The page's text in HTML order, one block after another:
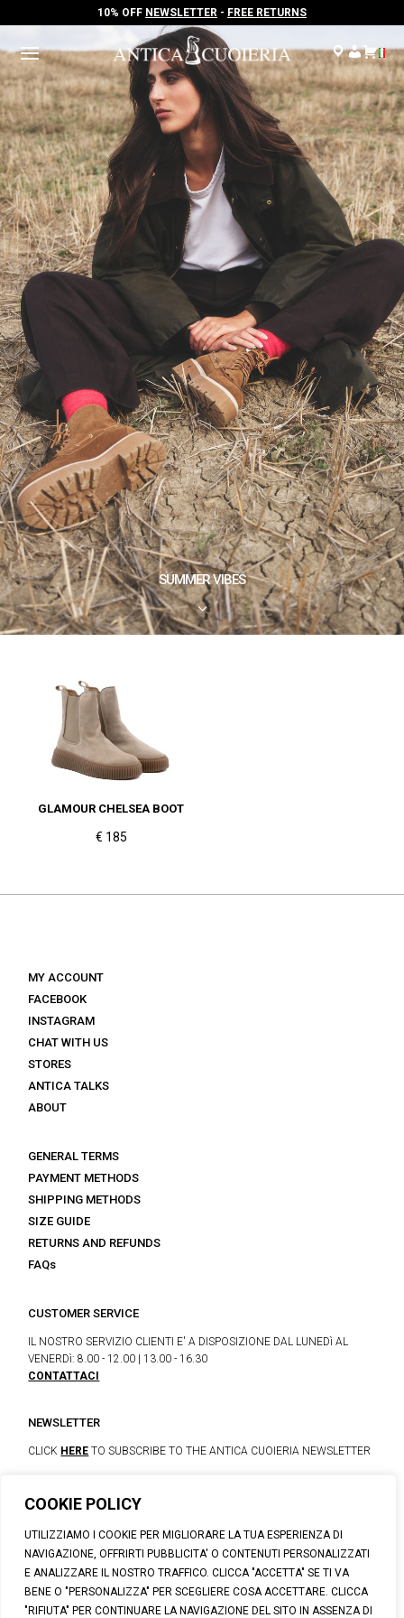
COOKIE POLICY
UTILIZZIAMO I COOKIE PER MIGLIORARE LA TUA ESPERIENZA DI
NAVIGAZIONE, OFFRIRTI PUBBLICITA' O CONTENUTI PERSONALIZZATI
E ANALIZZARE IL NOSTRO TRAFFICO. CLICCA "ACCETTA" SE TI VA
BENE O "PERSONALIZZA" PER SCEGLIERE COSA ACCETTARE. CLICCA
"RIFIUTA" PER CONTINUARE LA NAVIGAZIONE DEL SITO IN ASSENZA DI
10% OFF NEWSLETTER - FREE RETURNS
. . .
10% OFF NEWSLETTER - FREE RETURNS
. . .
SUMMER VIBES
3
GLAMOUR CHELSEA BOOT
€ 185
MY ACCOUNT
FACEBOOK
INSTAGRAM
CHAT WITH US
STORES
ANTICA TALKS
ABOUT
GENERAL TERMS
PAYMENT METHODS
SHIPPING METHODS
SIZE GUIDE
RETURNS AND REFUNDS
FAQs
CUSTOMER SERVICE
IL NOSTRO SERVIZIO CLIENTI E' A DISPOSIZIONE DAL LUNEDì AL
VENERDì: 8.00 - 12.00 | 13.00 - 16.30
CONTATTACI
NEWSLETTER
CLICK HERE TO SUBSCRIBE TO THE ANTICA CUOIERIA NEWSLETTER
VIA VITTORIO VENETO, 32 - CAPOLONA 52010 (AR)
P.IVA: IT00100020510 | REA: AR-19984 | C. SOCIALE: € 1,170,800.00
I.V.